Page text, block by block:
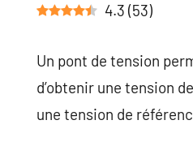
4.3 (53)
Un pont de tension
d’obtenir une tension
une tension de